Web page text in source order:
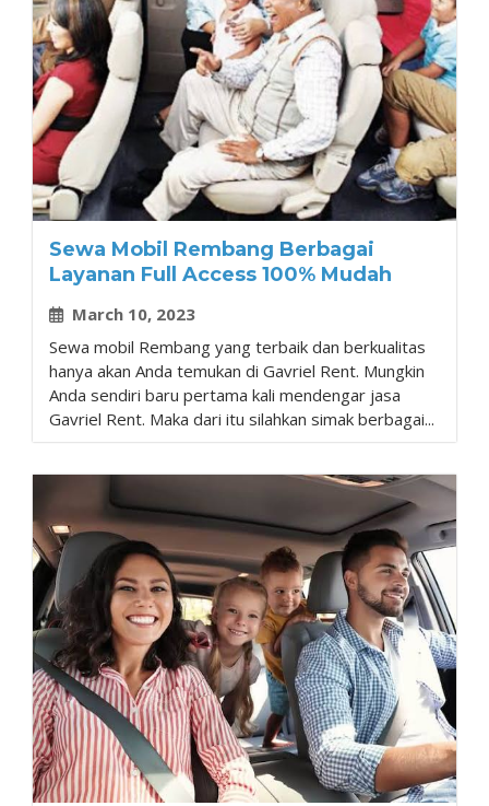
Sewa Mobil Rembang Berbagai
Layanan Full Access 100% Mudah
March 10, 2023
Sewa mobil Rembang yang terbaik dan berkualitas
hanya akan Anda temukan di Gavriel Rent. Mungkin
Anda sendiri baru pertama kali mendengar jasa
Gavriel Rent. Maka dari itu silahkan simak berbagai...